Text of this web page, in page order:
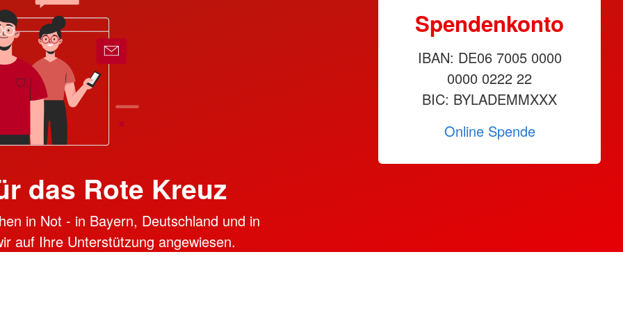
das Rote Kreuz
in Not - in Bayern, Deutschland und in
auf Ihre Unterstützung angewiesen.
Spendenkonto
IBAN: DE06 7005 0000
0000 0222 22
BIC: BYLADEMMXXX
Online Spende